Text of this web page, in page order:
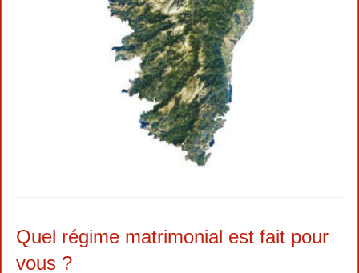
Quel régime matrimonial est fait pour
vous ?